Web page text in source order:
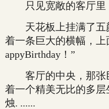
只见宽敞的客厅里
天花板上挂满了五
着一条巨大的横幅，
appyBirthday！”
客厅的中央，那张
着一个精美无比的多
烛. ......